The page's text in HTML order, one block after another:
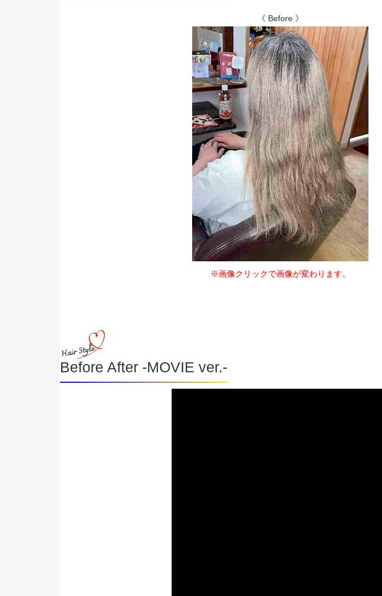
《 Before 》
※画像クリックで画像が変わります。
Before After -MOVIE ver.-